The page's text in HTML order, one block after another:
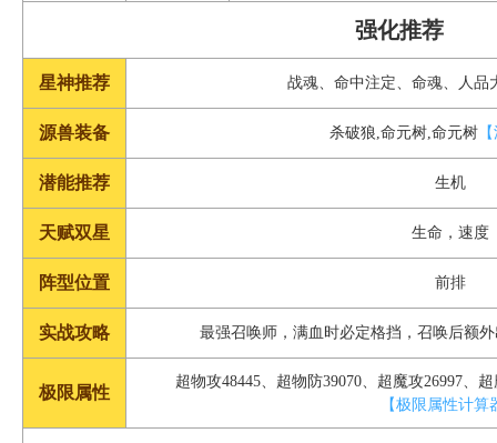
强化推荐
星神推荐 战魂、命中注定、命魂、人品
源兽装备 杀破狼,命元树,命元树
潜能推荐 生机
天赋双星 生命，速度
阵型位置 前排
实战攻略 最强召唤师，满血时必定格挡，召唤后额
极限属性
超物攻48445、超物防39070、超魔攻26997、
【极限属性计算